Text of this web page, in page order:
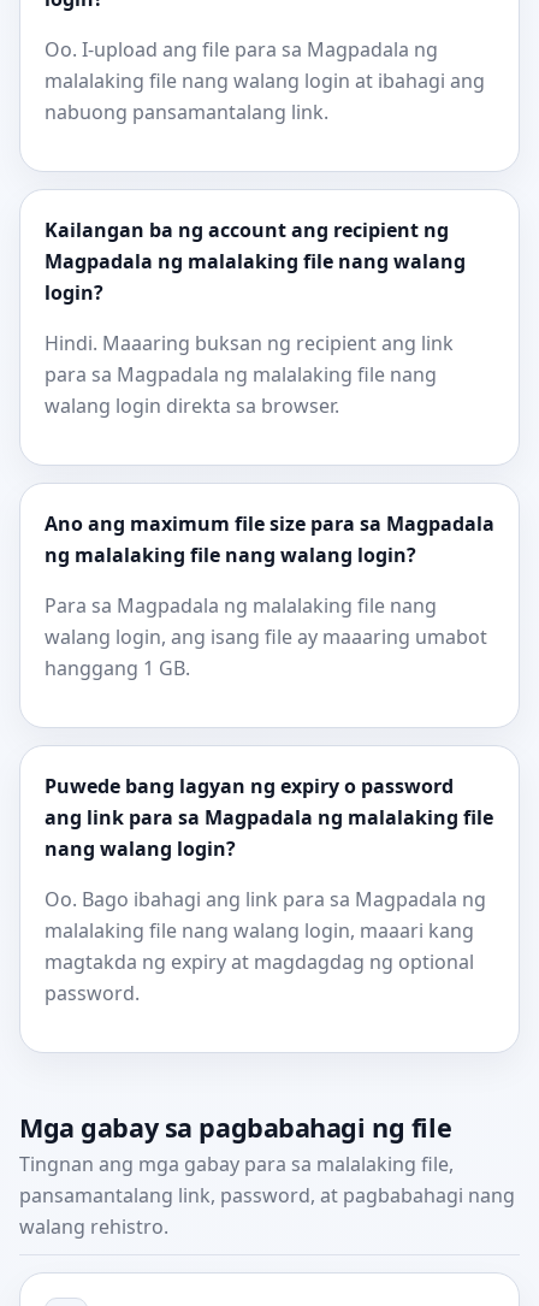
Oo. I-upload ang file para sa Magpadala ng
malalaking file nang walang login at ibahagi ang
nabuong pansamantalang link.
Kailangan ba ng account ang recipient ng
Magpadala ng malalaking file nang walang
login?
Hindi. Maaaring buksan ng recipient ang link
para sa Magpadala ng malalaking file nang
walang login direkta sa browser.
Ano ang maximum file size para sa Magpadala
ng malalaking file nang walang login?
Para sa Magpadala ng malalaking file nang
walang login, ang isang file ay maaaring umabot
hanggang 1 GB.
Puwede bang lagyan ng expiry o password
ang link para sa Magpadala ng malalaking file
nang walang login?
Oo. Bago ibahagi ang link para sa Magpadala ng
malalaking file nang walang login, maaari kang
magtakda ng expiry at magdagdag ng optional
password.
Mga gabay sa pagbabahagi ng file
Tingnan ang mga gabay para sa malalaking file,
pansamantalang link, password, at pagbabahagi nang
walang rehistro.